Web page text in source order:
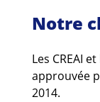
Notre
Les CREAI
approuvée
2014.